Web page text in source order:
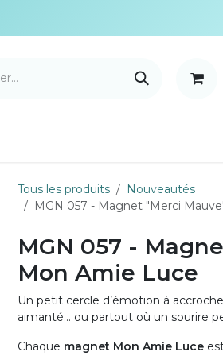
Tous les produits
Nouveautés
MGN 057 - Magnet "Merci
MGN 057 -
Mon Amie Luce
Un petit cercle d’émotion à
aimanté… ou partout où un sourire
Chaque magnet Mon Amie Luce